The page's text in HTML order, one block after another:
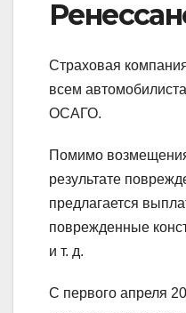
Страховая
всем
ОСАГО.
Помимо
результате
предлагается
поврежденные
и т. д.
С первого апреля